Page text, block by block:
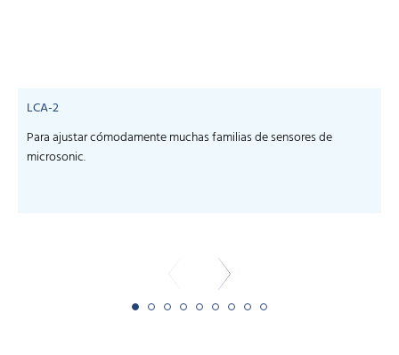
LCA-2
Para ajustar cómodamente muchas familias de sensores de
microsonic.